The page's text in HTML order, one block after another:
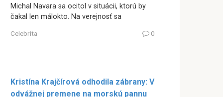
Michal Navara sa ocitol v situácii, ktorú by
čakal len málokto. Na verejnosť sa
Celebrita 0
Kristína Krajčírová odhodila zábrany: V
odvážnej premene na morskú pannu